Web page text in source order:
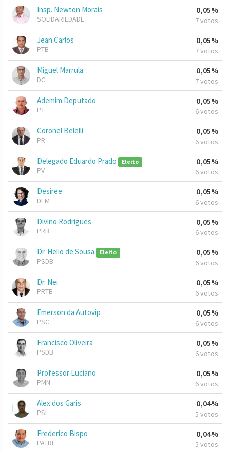
Insp. Newton Morais
SOLIDARIEDADE
0,05%
7 votos
Jean Carlos
PTB
0,05%
7 votos
Miguel Marrula
DC
0,05%
7 votos
Ademim Deputado
PT
0,05%
6 votos
Coronel Belelli
PR
0,05%
6 votos
Delegado Eduardo Prado Eleito
PV
0,05%
6 votos
Desiree
DEM
0,05%
6 votos
Divino Rodrigues
PRB
0,05%
6 votos
Dr. Helio de Sousa Eleito
PSDB
0,05%
6 votos
Dr. Nei
PRTB
0,05%
6 votos
Emerson da Autovip
PSC
0,05%
6 votos
Francisco Oliveira
PSDB
0,05%
6 votos
Professor Luciano
PMN
0,05%
6 votos
Alex dos Garis
PSL
0,04%
5 votos
Frederico Bispo
PATRI
0,04%
5 votos